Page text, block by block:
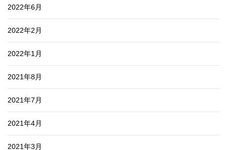
2022年6月
2022年2月
2022年1月
2021年8月
2021年7月
2021年4月
2021年3月